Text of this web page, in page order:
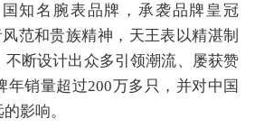
知名腕表品牌，承袭品牌皇冠
范和贵族精神，天王表以精湛制
断设计出众多引领潮流、屡获赞
年销量超过200万多只，并对中国
影响。